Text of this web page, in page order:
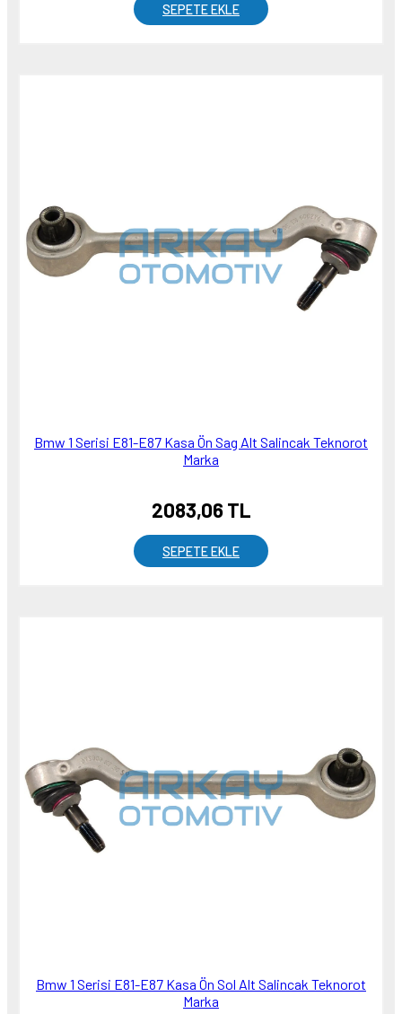
SEPETE EKLE
Bmw 1 Serisi E81-E87 Kasa Ön Sag Alt Salincak Teknorot
Marka
2083,06 TL
SEPETE EKLE
Bmw 1 Serisi E81-E87 Kasa Ön Sol Alt Salincak Teknorot
Marka